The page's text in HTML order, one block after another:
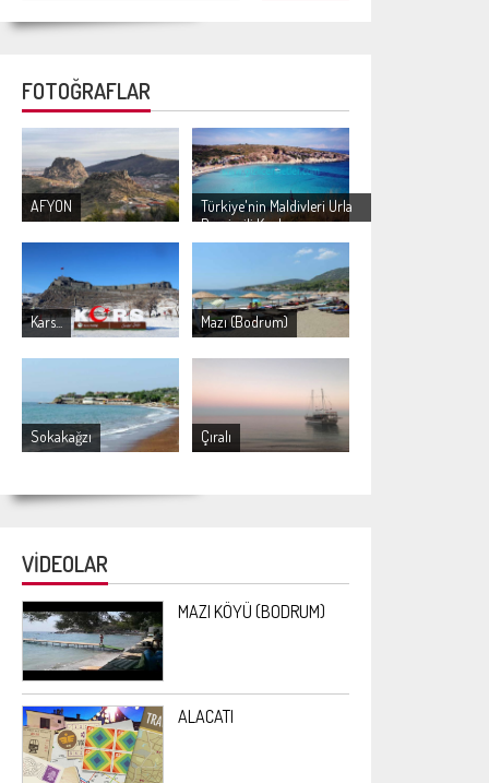
FOTOĞRAFLAR
AFYON
Türkiye'nin Maldivleri Urla
Demircili Koyları
Kars... Mazı (Bodrum)
Sokakağzı Çıralı
VİDEOLAR
MAZI KÖYÜ (BODRUM)
ALACATI